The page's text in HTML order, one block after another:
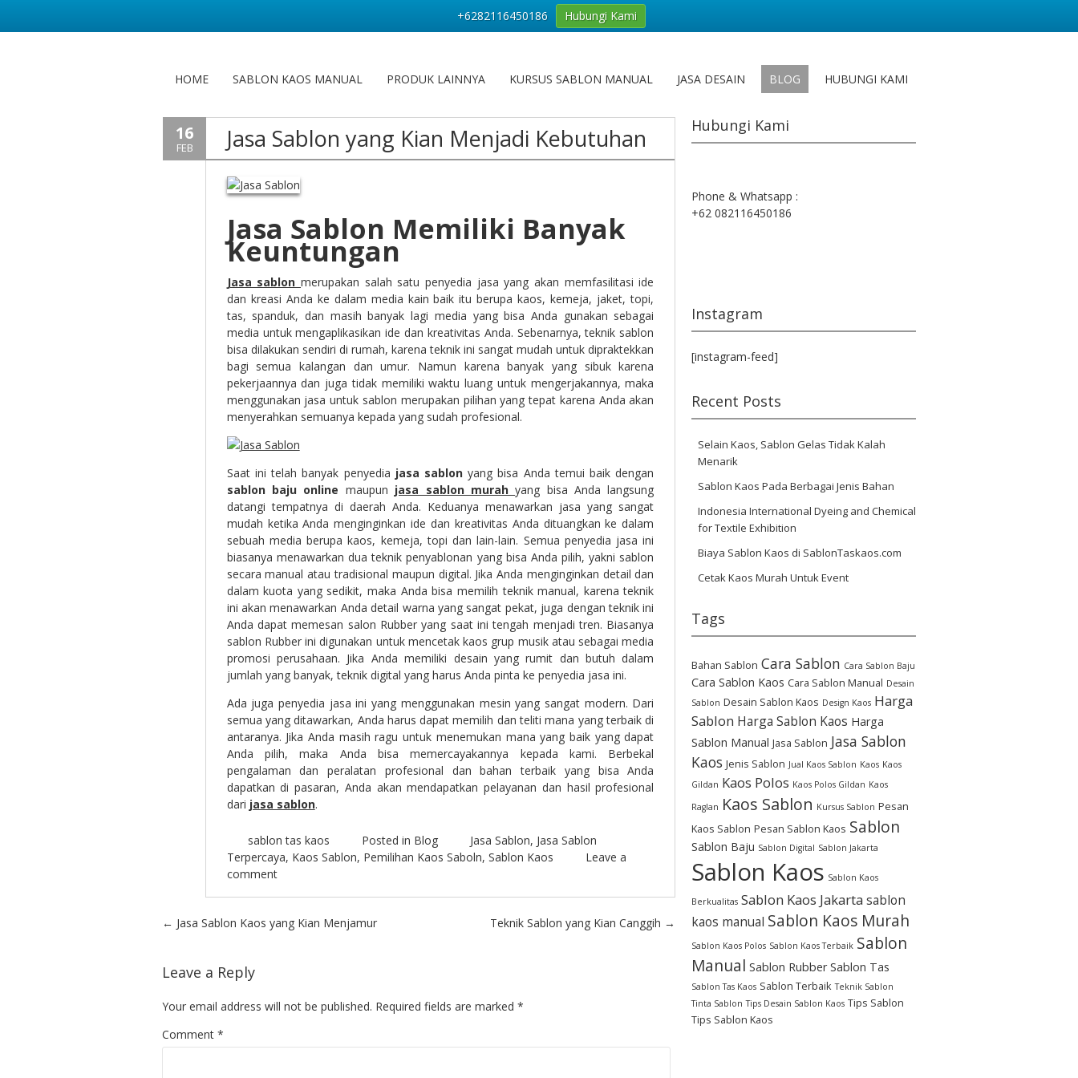
HOME SABLON KAOS MANUAL PRODUK LAINNYA KURSUS SABLON MANUAL JASA DESAIN BLOG HUBUNGI KAMI
16
FEB Jasa Sablon yang Kian Menjadi Kebutuhan
Jasa Sablon Memiliki Banyak
Keuntungan
Jasa sablonmerupakan salah satu penyedia jasa yang akan memfasilitasi ide
dan kreasi Anda ke dalam media kain baik itu berupa kaos, kemeja, jaket, topi,
tas, spanduk, dan masih banyak lagi media yang bisa Anda gunakan sebagai
media untuk mengaplikasikan ide dan kreativitas Anda. Sebenarnya, teknik sablon
bisa dilakukan sendiri di rumah, karena teknik ini sangat mudah untuk dipraktekkan
bagi semua kalangan dan umur. Namun karena banyak yang sibuk karena
pekerjaannya dan juga tidak memiliki waktu luang untuk mengerjakannya, maka
menggunakan jasa untuk sablon merupakan pilihan yang tepat karena Anda akan
menyerahkan semuanya kepada yang sudah profesional.
Saat ini telah banyak penyedia jasa sablonyang bisa Anda temui baik dengan
sablon baju online maupun jasa sablon murahyang bisa Anda langsung
datangi tempatnya di daerah Anda. Keduanya menawarkan jasa yang sangat
mudah ketika Anda menginginkan ide dan kreativitas Anda dituangkan ke dalam
sebuah media berupa kaos, kemeja, topi dan lain-lain. Semua penyedia jasa ini
biasanya menawarkan dua teknik penyablonan yang bisa Anda pilih, yakni sablon
secara manual atau tradisional maupun digital. Jika Anda menginginkan detail dan
dalam kuota yang sedikit, maka Anda bisa memilih teknik manual, karena teknik
ini akan menawarkan Anda detail warna yang sangat pekat, juga dengan teknik ini
Anda dapat memesan salon Rubber yang saat ini tengah menjadi tren. Biasanya
sablon Rubber ini digunakan untuk mencetak kaos grup musik atau sebagai media
promosi perusahaan. Jika Anda memiliki desain yang rumit dan butuh dalam
jumlah yang banyak, teknik digital yang harus Anda pinta ke penyedia jasa ini.
Ada juga penyedia jasa ini yang menggunakan mesin yang sangat modern. Dari
semua yang ditawarkan, Anda harus dapat memilih dan teliti mana yang terbaik di
antaranya. Jika Anda masih ragu untuk menemukan mana yang baik yang dapat
Anda pilih, maka Anda bisa memercayakannya kepada kami. Berbekal
pengalaman dan peralatan profesional dan bahan terbaik yang bisa Anda
dapatkan di pasaran, Anda akan mendapatkan pelayanan dan hasil profesional
dari jasa sablon.
sablon tas kaos Posted in Blog Jasa Sablon, Jasa Sablon
Terpercaya, Kaos Sablon, Pemilihan Kaos Saboln, Sablon Kaos
Leave a
comment
Post navigation
← Jasa Sablon Kaos yang Kian Menjamur Teknik Sablon yang Kian Canggih →
Leave a Reply
Your email address will not be published. Required fields are marked *
Comment *
Hubungi Kami
Phone & Whatsapp :
+62 082116450186
Instagram
[instagram-feed]
Recent Posts
Selain Kaos, Sablon Gelas Tidak Kalah
Menarik
Sablon Kaos Pada Berbagai Jenis Bahan
Indonesia International Dyeing and Chemical
for Textile Exhibition
Biaya Sablon Kaos di SablonTaskaos.com
Cetak Kaos Murah Untuk Event
Tags
Bahan Sablon Cara Sablon Cara Sablon Baju
Cara Sablon Kaos Cara Sablon Manual Desain
Sablon Desain Sablon Kaos Design Kaos Harga
Sablon Harga Sablon Kaos Harga
Sablon Manual Jasa Sablon Jasa Sablon
Kaos Jenis Sablon Jual Kaos Sablon Kaos Kaos
Gildan Kaos Polos Kaos Polos Gildan Kaos
Raglan Kaos Sablon Kursus Sablon Pesan
Kaos Sablon Pesan Sablon Kaos Sablon
Sablon Baju Sablon Digital Sablon Jakarta
Sablon Kaos Sablon Kaos
Berkualitas Sablon Kaos Jakarta sablon
kaos manual Sablon Kaos Murah
Sablon Kaos Polos Sablon Kaos Terbaik Sablon
Manual Sablon Rubber Sablon Tas
Sablon Tas Kaos Sablon Terbaik Teknik Sablon
Tinta Sablon Tips Desain Sablon Kaos Tips Sablon
Tips Sablon Kaos
+6282116450186 Hubungi Kami